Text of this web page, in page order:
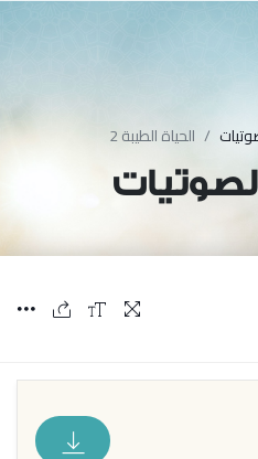
الحياة الطيبة 2